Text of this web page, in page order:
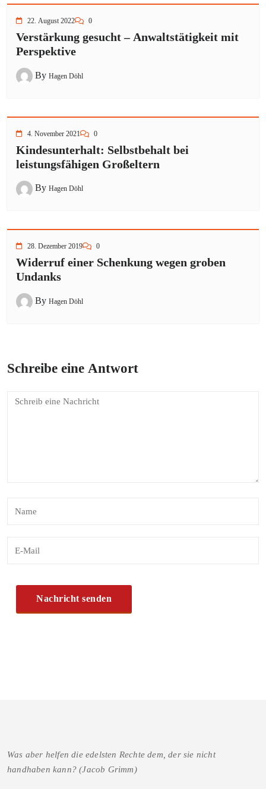
22. August 2022 0
Verstärkung gesucht – Anwaltstätigkeit mit
Perspektive
By Hagen Döhl
4. November 2021 0
Kindesunterhalt: Selbstbehalt bei
leistungsfähigen Großeltern
By Hagen Döhl
28. Dezember 2019 0
Widerruf einer Schenkung wegen groben
Undanks
By Hagen Döhl
Schreibe eine Antwort
Was aber helfen die edelsten Rechte dem, der sie nicht
handhaben kann? (Jacob Grimm)